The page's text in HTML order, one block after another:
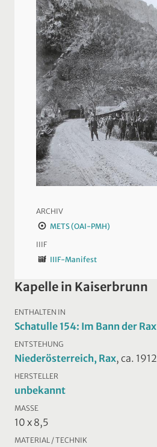
ARCHIV
METS (OAI-PMH)
IIIF
IIIF-Manifest
Kapelle in Kaiserbrunn
ENTHALTEN IN
Schatulle 154: Im Bann der Rax
ENTSTEHUNG
Niederösterreich, Rax, ca. 1912
HERSTELLER
unbekannt
MASSE
10 x 8,5
MATERIAL / TECHNIK